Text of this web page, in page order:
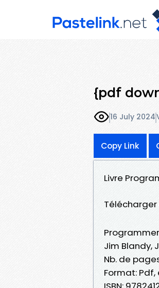
{pdf
16 July 2024
Copy Link
Livre
Jim Blandy,
Nb. de
Format: Pdf,